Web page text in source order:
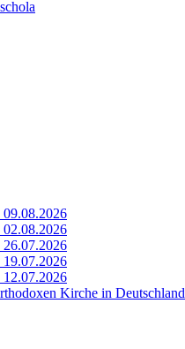
09.08.2026
02.08.2026
26.07.2026
19.07.2026
12.07.2026
Kirche in Deutschland